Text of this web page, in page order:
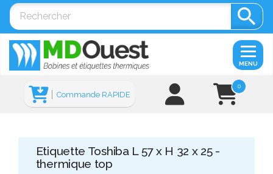

0
Commande RAPIDE
MENU
Etiquette Toshiba L 57 x H 32 x 25 -
thermique top